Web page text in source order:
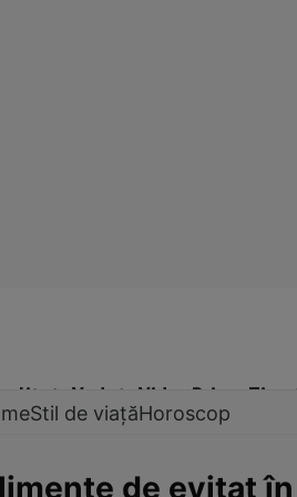
Vedete Video Prime Time
Stil de viațăHoroscop
de evitat